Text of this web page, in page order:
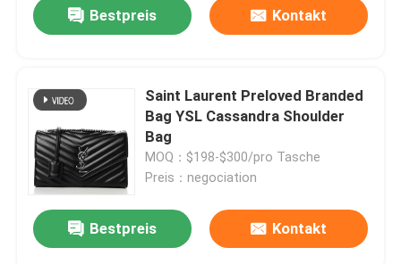
Bestpreis Kontakt
Saint Laurent Preloved Branded
Bag YSL Cassandra Shoulder
Bag
MOQ：$198-$300/pro Tasche
Preis：negociation
Bestpreis Kontakt